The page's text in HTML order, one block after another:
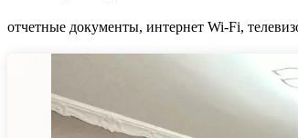
отчетные документы, интернет Wi-Fi,